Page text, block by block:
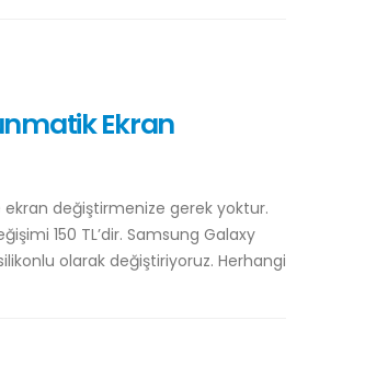
Ekran
ekran değiştirmenize gerek yoktur.
150 TL’dir. Samsung Galaxy
olarak değiştiriyoruz. Herhangi